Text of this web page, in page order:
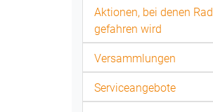
Aktionen, bei denen Rad
gefahren wird
Versammlungen
Serviceangebote